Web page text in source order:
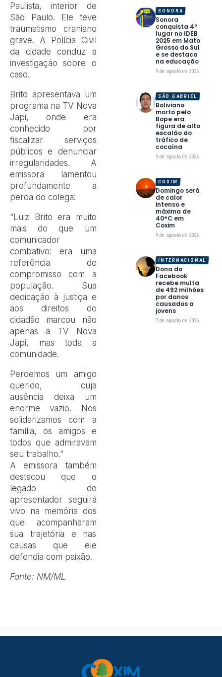
Paulista, interior de
São Paulo. Ele teve
traumatismo craniano
grave. A Polícia Civil
da cidade conduz a
investigação sobre o
caso.
Brito apresentava um
programa na TV Nova
Japi, onde era
conhecido por
fiscalizar serviços
públicos e denunciar
irregularidades. A
emissora lamentou
profundamente a
perda do colega:
“Luiz Brito era muito
mais do que um
comunicador
combativo: era uma
referência de
compromisso com a
população. Sua
dedicação à justiça e
aos direitos do
cidadão marcou não
apenas a TV Nova
Japi, mas toda a
comunidade.
Perdemos um amigo
querido, cuja
ausência deixa um
enorme vazio. Nos
solidarizamos com a
família, os amigos e
todos que admiravam
seu trabalho.”
A emissora também
destacou que o
legado do
apresentador seguirá
vivo na memória dos
que acompanharam
sua trajetória e nas
causas que ele
defendia com paixão.
Fonte: NM/ML
Sonora
conquista 4º
lugar no IDEB
2025 em Mato
Grosso do Sul
e se destaca
na educação
9 de agosto de 2026
SONORA
Boliviano
morto pelo
Bope era
figura de alto
escalão do
tráfico de
cocaína
9 de agosto de 2026
SÃO GABRIEL
Domingo será
de calor
intenso e
máxima de
40°C em
Coxim
9 de agosto de 2026
COXIM
Dona do
Facebook
recebe multa
de 492 milhões
por danos
causados a
jovens
7 de agosto de 2026
INTERNACIONAL